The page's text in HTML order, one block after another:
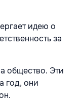
идею о
за
общество. Эти
год, они